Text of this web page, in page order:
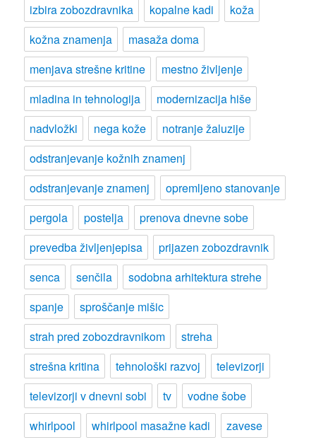
izbira zobozdravnika
kopalne kadi
koža
kožna znamenja
masaža doma
menjava strešne kritine
mestno življenje
mladina in tehnologija
modernizacija hiše
nadvložki
nega kože
notranje žaluzije
odstranjevanje kožnih znamenj
odstranjevanje znamenj
opremljeno stanovanje
pergola
postelja
prenova dnevne sobe
prevedba življenjepisa
prijazen zobozdravnik
senca
senčila
sodobna arhitektura strehe
spanje
sproščanje mišic
strah pred zobozdravnikom
streha
strešna kritina
tehnološki razvoj
televizorji
televizorji v dnevni sobi
tv
vodne šobe
whirlpool
whirlpool masažne kadi zavese